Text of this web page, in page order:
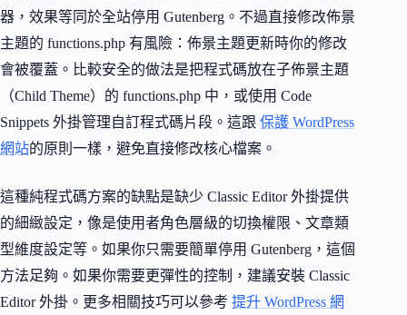
器，效果等同於全站停用 Gutenberg。不過直接修改佈景
主題的 functions.php 有風險：佈景主題更新時你的修改
會被覆蓋。比較安全的做法是把程式碼放在子佈景主題
（Child Theme）的 functions.php 中，或使用 Code
Snippets 外掛管理自訂程式碼片段。這跟 保護 WordPress
網站的原則一樣，避免直接修改核心檔案。
這種純程式碼方案的缺點是缺少 Classic Editor 外掛提供
的細緻設定，像是使用者角色層級的切換權限、文章類
型維度設定等。如果你只需要簡單停用 Gutenberg，這個
方法足夠。如果你需要更彈性的控制，建議安裝 Classic
Editor 外掛。更多相關技巧可以參考 提升 WordPress 網